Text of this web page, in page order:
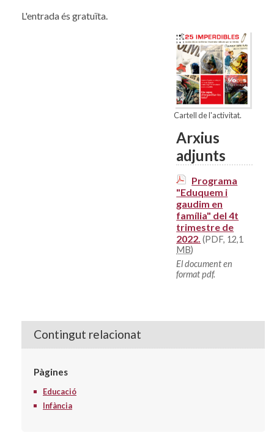
L'entrada és gratuïta.
Cartell de l'activitat.
Arxius
adjunts
Programa
"Eduquem i
gaudim en
família" del 4t
trimestre de
2022. (PDF, 12,1
MB)
El document en
format pdf.
Contingut relacionat
Pàgines
Educació
Infància